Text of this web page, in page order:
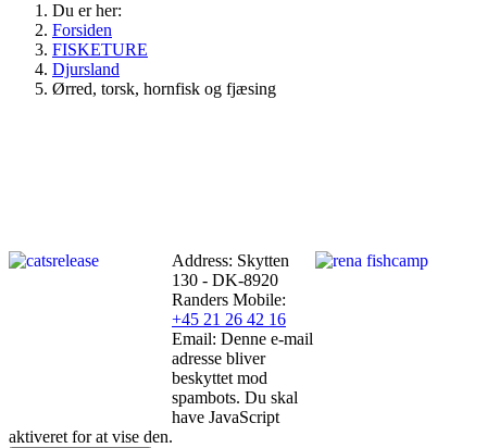
Du er her:
Forsiden
FISKETURE
Djursland
Ørred, torsk, hornfisk og fjæsing
Address: Skytten
130 - DK-8920
Randers Mobile:
+45 21 26 42 16
Email: Denne e-mail
adresse bliver
beskyttet mod
spambots. Du skal
have JavaScript
aktiveret for at vise den.